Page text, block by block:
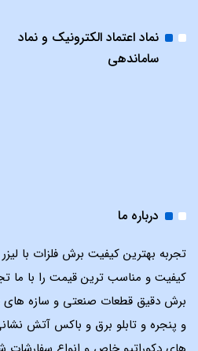
نماد اعتماد الکترونیک و نماد
ساماندهی
درباره ما
تجربه بهترین کیفیت برش فلزات با
کیفیت و مناسب ترین قیمت را با ما
برش دقیق قطعات صنعتی و سازه های
و پنجره و تابلو برق و باکس آتش